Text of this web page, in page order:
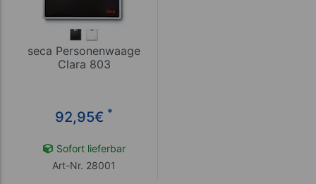
seca Personenwaage
Clara 803
92,95€ *
Sofort lieferbar
Art-Nr. 28001